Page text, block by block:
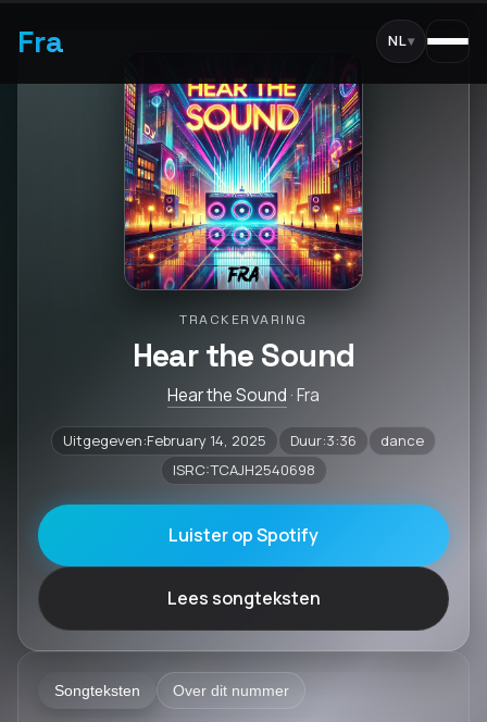
Fra NL▾
TRACKERVARING
Hear the Sound
Hear the Sound · Fra
Uitgegeven:February 14, 2025 Duur:3:36
dance
ISRC:TCAJH2540698
Luister op Spotify
Lees songteksten
Songteksten Over dit nummer